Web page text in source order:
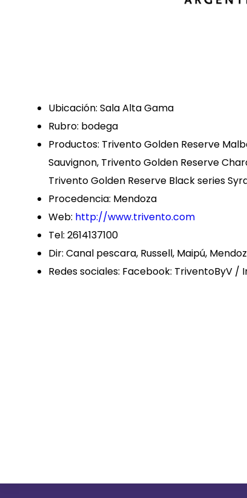
Ubicación: Sala Alta Gama
Rubro: bodega
Productos: Trivento Golden Reserve
Sauvignon, Trivento Golden Reserve
Trivento Golden Reserve Black series
Procedencia: Mendoza
Web: http://www.trivento.com
Tel: 2614137100
Dir: Canal pescara, Russell, Maipú,
Redes sociales: Facebook: TriventoByV /